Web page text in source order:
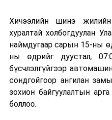
Хичээлийн шинэ
хуралтай холбогдуулан
наймдугаар сарын 15-ны
ны өдрийг дуустал,
бүсчлэлгүйгээр
сондгойгоор ангилан
зохион байгуулалтын
боллоо.